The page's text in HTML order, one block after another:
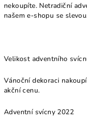
nekoupíte. Netradiční
našem e-shopu se
Velikost adventního
Vánoční dekoraci
akční cenu.
Adventní svícny 2022